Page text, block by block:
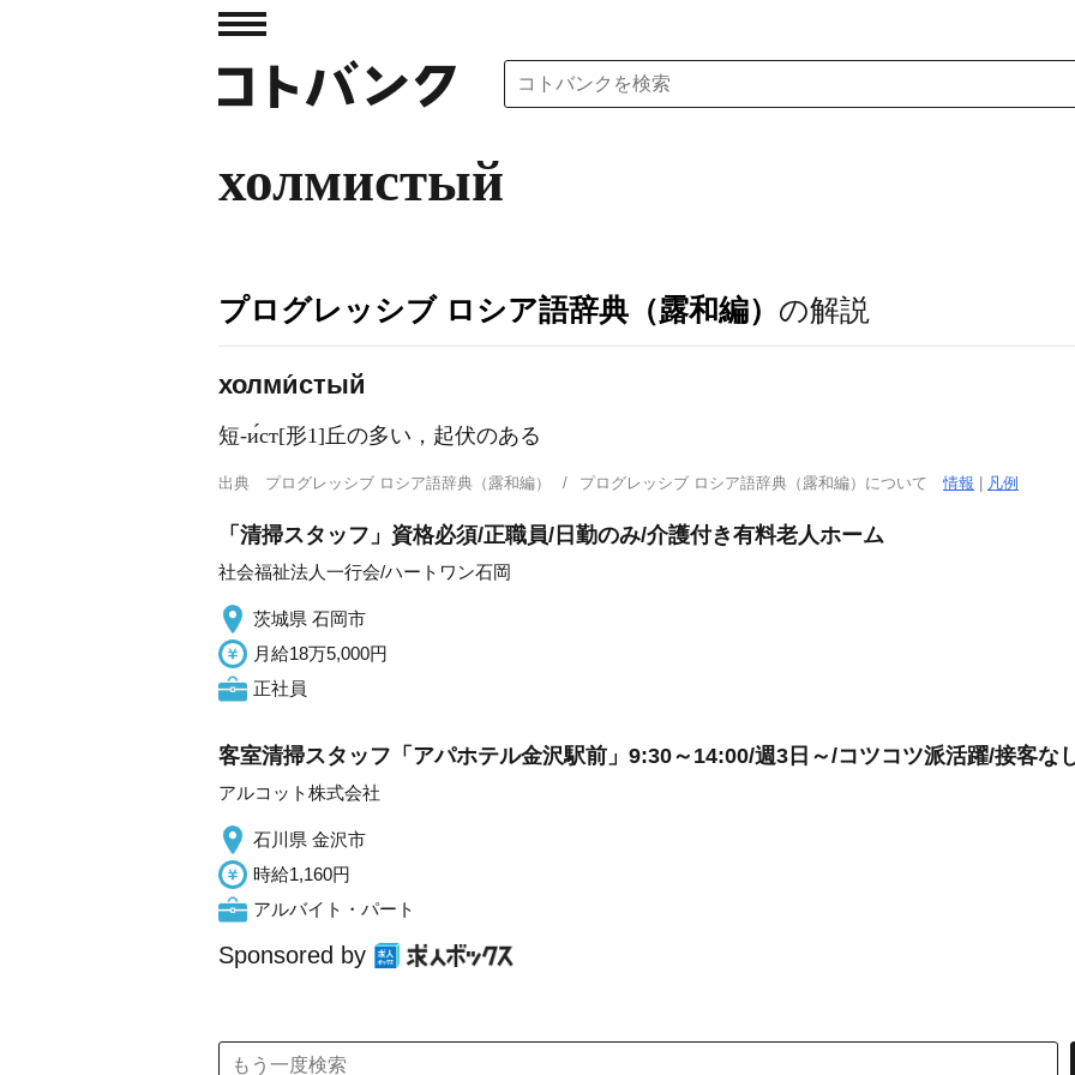
холмистый
プログレッシブ ロシア語辞典（露和編） の解説
холми́стый
短-и́ст[形1]丘の多い，起伏のある
出典 プログレッシブ ロシア語辞典（露和編） プログレッシブ ロシア語辞典（露和編）について情報 凡例
「清掃スタッフ」資格必須/正職員/日勤のみ/介護付き有料老人ホーム
社会福祉法人一行会/ハートワン石岡
茨城県 石岡市
月給18万5,000円
正社員
客室清掃スタッフ「アパホテル金沢駅前」9:30～14:00/週3日～/コツコツ派活躍/接客な
アルコット株式会社
石川県 金沢市
時給1,160円
アルバイト・パート
Sponsored by